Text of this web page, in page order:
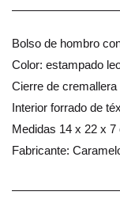
Bolso de hombro
Color: estampado
Cierre de
Interior forrado de
Medidas 14 x 22 x
Fabricante: